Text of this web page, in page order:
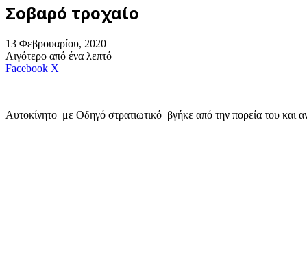
Σοβαρό τροχαίο
13 Φεβρουαρίου, 2020
Λιγότερο από ένα λεπτό
Facebook X
Αυτοκίνητο με Οδηγό στρατιωτικό βγήκε από την πορεία του